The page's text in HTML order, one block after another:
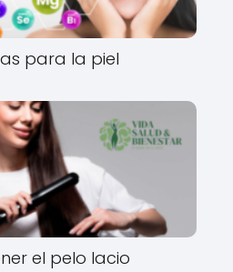
para la piel
el pelo lacio